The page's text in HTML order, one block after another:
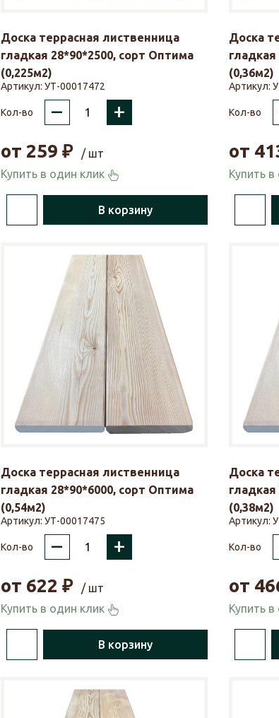
Доска террасная лиственница
гладкая 28*90*2500, сорт Оптима
(0,225м2)
Артикул: УТ-00017472
Кол-во – +
от 259 ₽
/ шт
Купить в один клик
В корзину
Доска
(0,36м2)
Артикул:
Кол-во
от
Купить
Доска террасная лиственница
гладкая 28*90*6000, сорт Оптима
(0,54м2)
Артикул: УТ-00017475
Кол-во – +
от 622 ₽
/ шт
Купить в один клик
В корзину
Доска
(0,38м2)
Артикул:
Кол-во
от
Купить